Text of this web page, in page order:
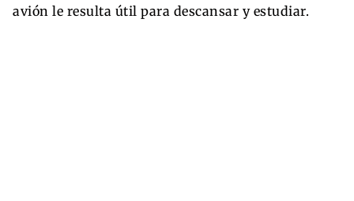
avión le resulta útil para descansar y estudiar.